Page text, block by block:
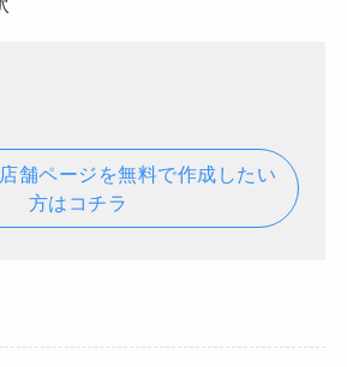
舗ページを無料で作成したい
方はコチラ